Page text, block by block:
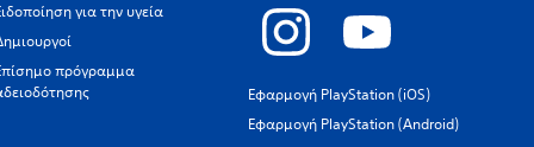
για την υγεία
πρόγραμμα
Εφαρμογή PlayStation (iOS)
Εφαρμογή PlayStation (Android)